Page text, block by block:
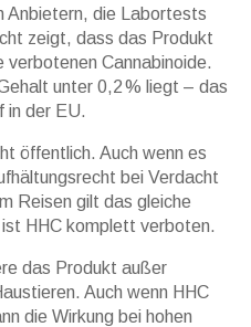
Anbietern, die Labortests
zeigt, dass das Produkt
verbotenen Cannabinoide.
unter 0,2 % liegt – das
in der EU.
öffentlich. Auch wenn es
bei Verdacht
Reisen gilt das gleiche
ist HHC komplett verboten.
das Produkt außer
Auch wenn HHC
die Wirkung bei hohen